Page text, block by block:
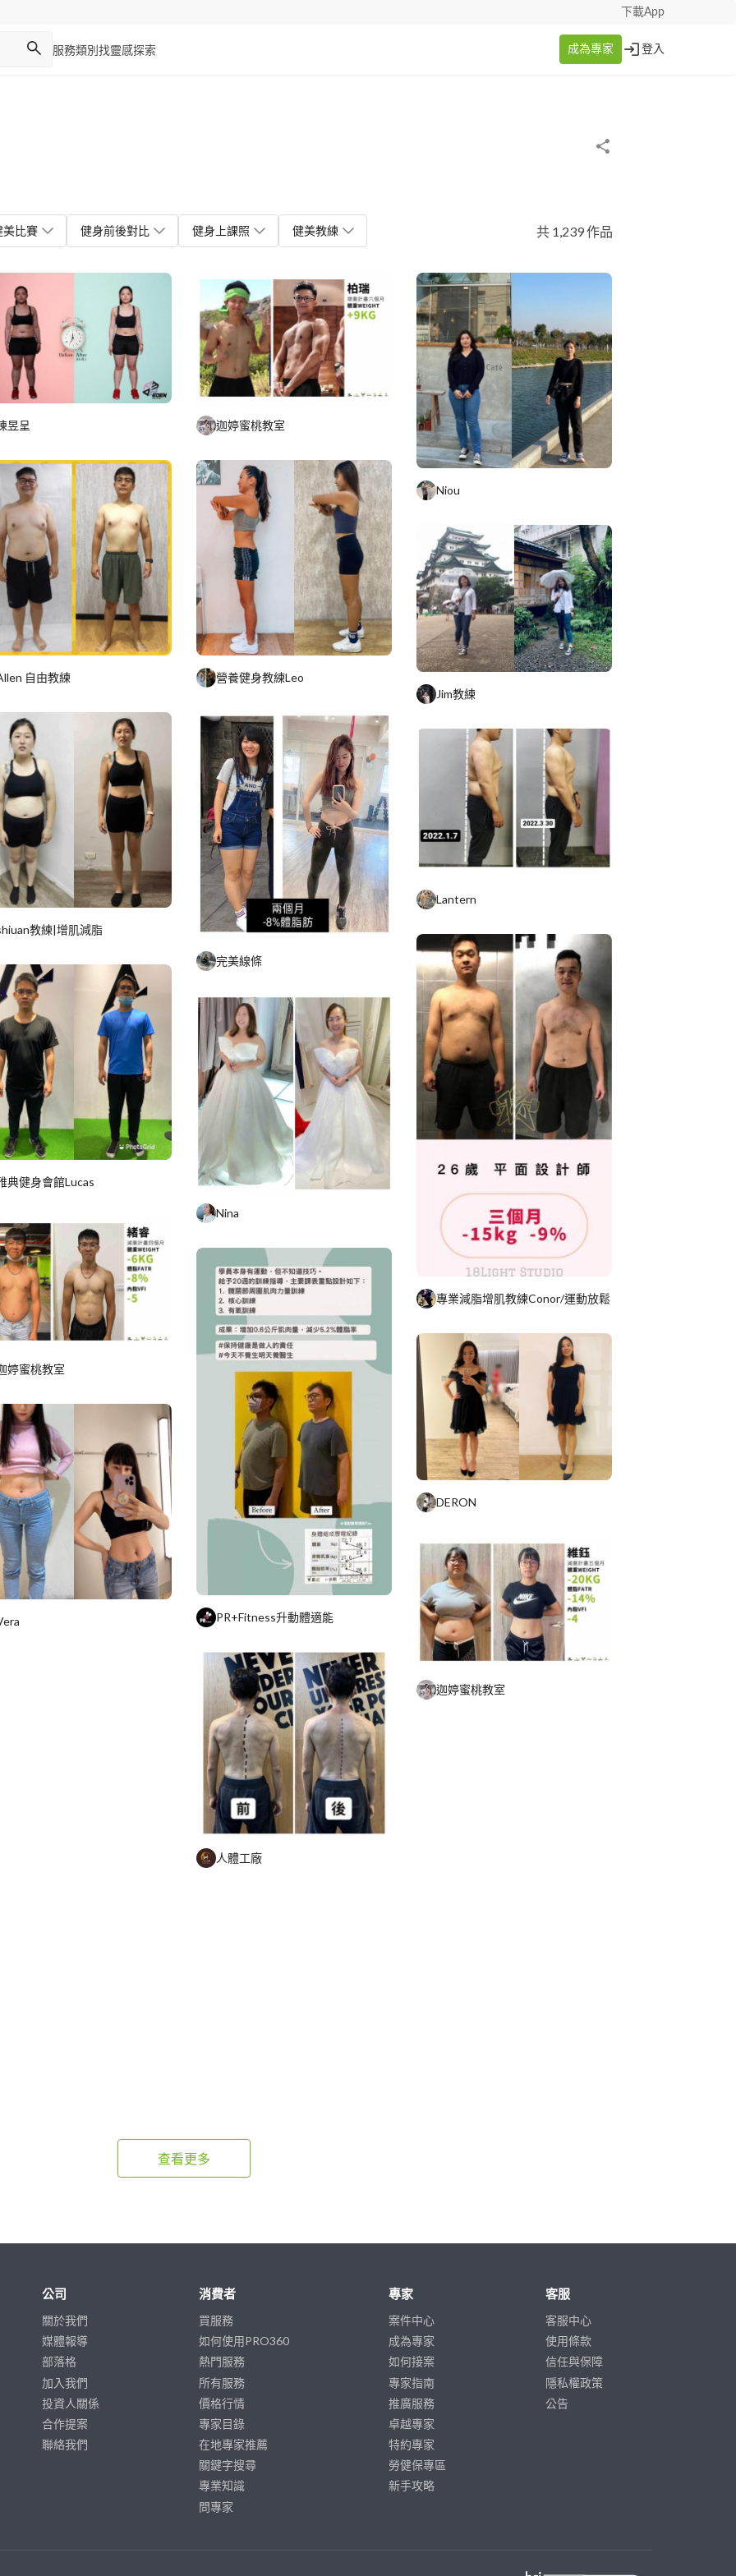
下載App
服務類別 找靈感探索 成為專家 登入
美比賽 健身前後對比 健身上課照 健美教練 共 1,239 作品
昱呈
自由教練
教練|增肌減脂
典健身會館Lucas
婷蜜桃教室
迦婷蜜桃教室
營養健身教練Leo
完美線條
Nina
PR+Fitness升動體適能
人體工廠
Niou
Jim教練
Lantern
專業減脂增肌教練Conor/運動放鬆
DERON
迦婷蜜桃教室
查看更多
公司
關於我們
媒體報導
部落格
加入我們
投資人關係
合作提案
聯絡我們
消費者
買服務
如何使用PRO360
熱門服務
所有服務
價格行情
專家目錄
在地專家推薦
關鍵字搜尋
專業知識
問專家
專家
案件中心
成為專家
如何接案
專家指南
推廣服務
卓越專家
特約專家
勞健保專區
新手攻略
客服
客服中心
使用條款
信任與保障
隱私權政策
公告